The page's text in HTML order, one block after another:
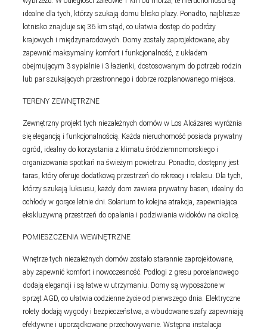
idealne dla tych, którzy szukają domu blisko plaży. Ponadto, najbliższe
lotnisko znajduje się 36 km stąd, co ułatwia dostęp do podróży
krajowych i międzynarodowych. Domy zostały zaprojektowane, aby
zapewnić maksymalny komfort i funkcjonalność, z układem
obejmującym 3 sypialnie i 3 łazienki, dostosowanym do potrzeb rodzin
lub par szukających przestronnego i dobrze rozplanowanego miejsca.
TERENY ZEWNĘTRZNE
Zewnętrzny projekt tych niezależnych domów w Los Alcázares wyróżnia
się elegancją i funkcjonalnością. Każda nieruchomość posiada prywatny
ogród, idealny do korzystania z klimatu śródziemnomorskiego i
organizowania spotkań na świeżym powietrzu. Ponadto, dostępny jest
taras, który oferuje dodatkową przestrzeń do rekreacji i relaksu. Dla tych,
którzy szukają luksusu, każdy dom zawiera prywatny basen, idealny do
ochłody w gorące letnie dni. Solarium to kolejna atrakcja, zapewniająca
ekskluzywną przestrzeń do opalania i podziwiania widoków na okolicę.
POMIESZCZENIA WEWNĘTRZNE
Wnętrze tych niezależnych domów zostało starannie zaprojektowane,
aby zapewnić komfort i nowoczesność. Podłogi z gresu porcelanowego
dodają elegancji i są łatwe w utrzymaniu. Domy są wyposażone w
sprzęt AGD, co ułatwia codzienne życie od pierwszego dnia. Elektryczne
rolety dodają wygody i bezpieczeństwa, a wbudowane szafy zapewniają
efektywne i uporządkowane przechowywanie. Wstępna instalacja